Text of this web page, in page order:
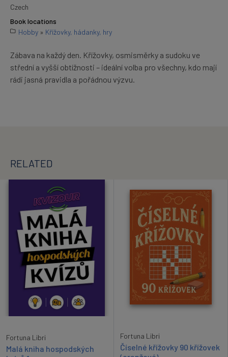
Czech
Book locations
Hobby » Křížovky, hádanky, hry
Zábava na každý den. Křížovky, osmisměrky a sudoku ve
střední a vyšší obtížnosti – ideální volba pro všechny, kdo mají
rádi jasná pravidla a pořádnou výzvu.
RELATED
Fortuna Libri
Malá kniha hospodských
Fortuna Libri
Číselné křížovky 90 křížovek